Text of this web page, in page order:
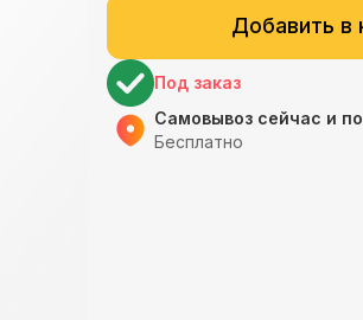
Добавить в
Под заказ
Самовывоз сейчас и
Бесплатно